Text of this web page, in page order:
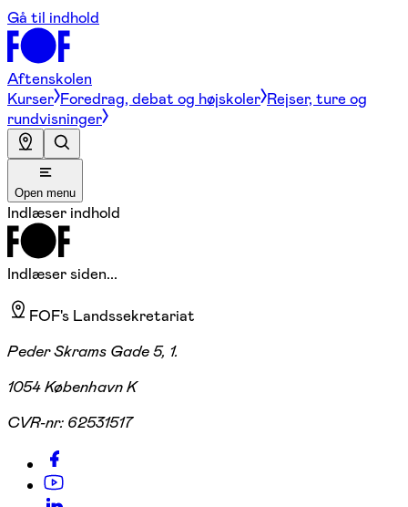
Gå til indhold
Aftenskolen
Kurser Foredrag, debat og højskoler Rejser, ture og
rundvisninger
Open menu
Indlæser indhold
Indlæser siden...
FOF's Landssekretariat
Peder Skrams Gade 5, 1.
1054 København K
CVR-nr: 62531517